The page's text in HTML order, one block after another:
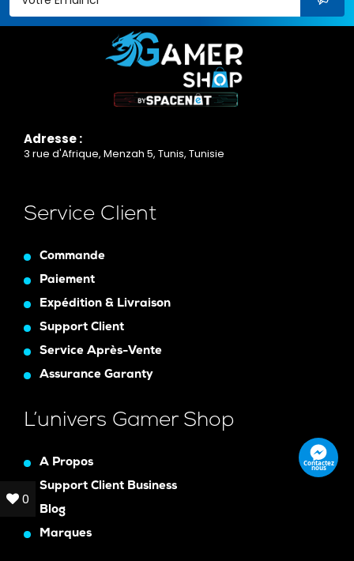
Adresse :
3 rue d'Afrique, Menzah 5, Tunis, Tunisie
Service Client
Commande
Paiement
Expédition & Livraison
Support Client
Service Après-Vente
Assurance Garanty
L’univers Gamer Shop
A Propos
Support Client Business
Blog
Marques
Contactez
nous
0
0